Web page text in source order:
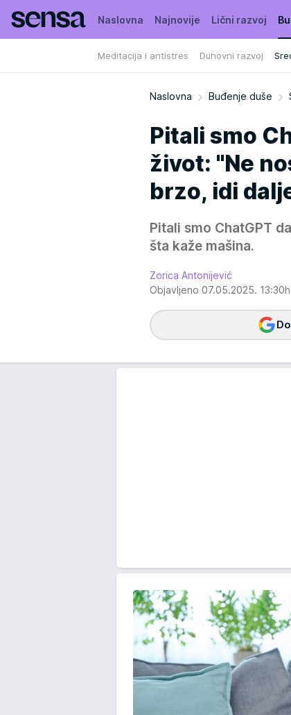
Naslovna Najnovije Lični razvoj
Meditacija i antistres Duhovni razvoj
Naslovna Buđenje duše
Pitali smo
život: "Ne
brzo, idi
Pitali smo ChatGPT
šta kaže mašina.
Zorica Antonijević
Objavljeno 07.05.2025. 13:30h